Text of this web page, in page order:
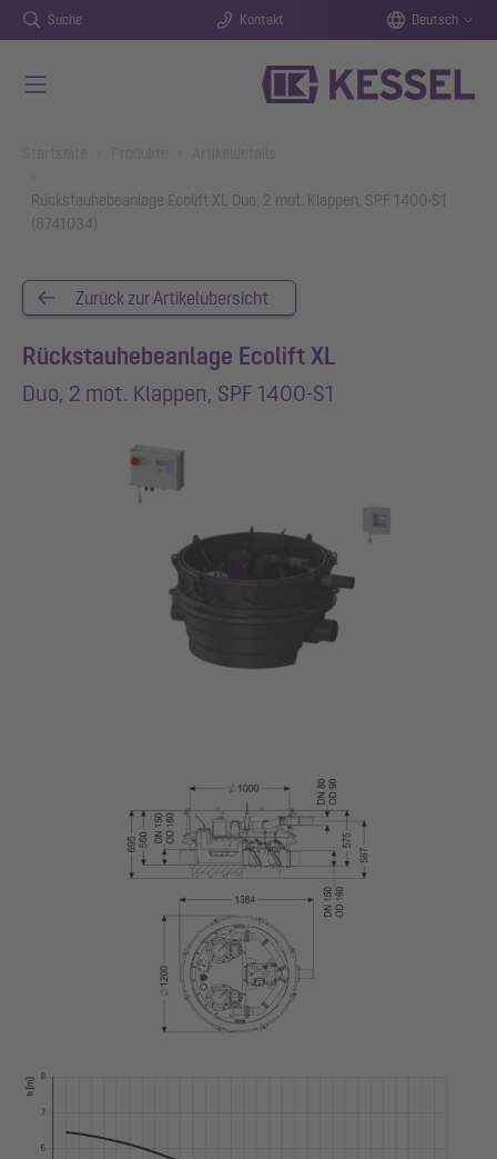
Suche Kontakt Deutsch
Rückstauhebeanlage Ecolift XL Duo, 2 mot. Klappen, SPF 1400-S1
(8741034)
Zurück zur Artikelübersicht
Rückstauhebeanlage Ecolift XL
Duo, 2 mot. Klappen, SPF 1400-S1